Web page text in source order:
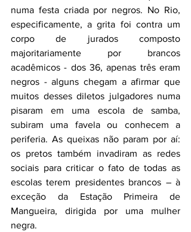
numa festa criada por negros. No Rio,
especificamente, a grita foi contra um
corpo de jurados composto
majoritariamente por brancos
acadêmicos - dos 36, apenas três eram
negros - alguns chegam a afirmar que
muitos desses diletos julgadores numa
pisaram em uma escola de samba,
subiram uma favela ou conhecem a
periferia. As queixas não param por aí:
os pretos também invadiram as redes
sociais para criticar o fato de todas as
escolas terem presidentes brancos – à
exceção da Estação Primeira de
Mangueira, dirigida por uma mulher
negra.